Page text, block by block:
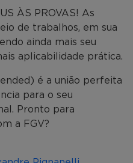
ÀS PROVAS! As
de trabalhos, em sua
ainda mais seu
aplicabilidade prática.
é a união perfeita
para o seu
Pronto para
a FGV?